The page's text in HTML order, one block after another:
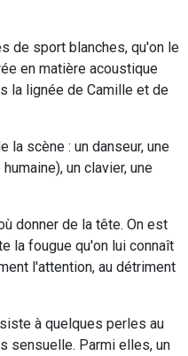
de sport blanches, qu'on le
en matière acoustique
la lignée de Camille et de
scène : un danseur, une
un clavier, une
donner de la tête. On est
la fougue qu'on lui connaît
l'attention, au détriment
à quelques perles au
sensuelle. Parmi elles, un